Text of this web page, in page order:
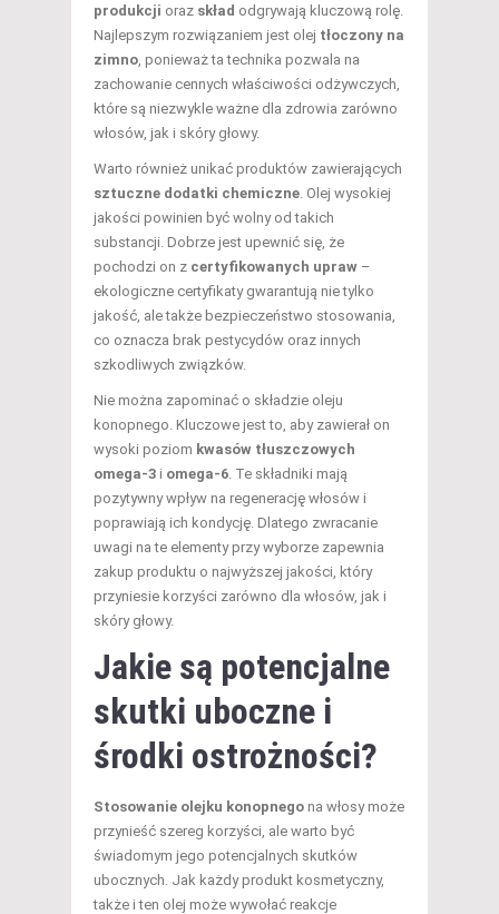
produkcji oraz skład odgrywają kluczową rolę.
Najlepszym rozwiązaniem jest olej tłoczony na
zimno , ponieważ ta technika pozwala na
zachowanie cennych właściwości odżywczych,
które są niezwykle ważne dla zdrowia zarówno
włosów, jak i skóry głowy.
Warto również unikać produktów zawierających
sztuczne dodatki chemiczne . Olej wysokiej
jakości powinien być wolny od takich
substancji. Dobrze jest upewnić się, że
pochodzi on z certyfikowanych upraw –
ekologiczne certyfikaty gwarantują nie tylko
jakość, ale także bezpieczeństwo stosowania,
co oznacza brak pestycydów oraz innych
szkodliwych związków.
Nie można zapominać o składzie oleju
konopnego. Kluczowe jest to, aby zawierał on
wysoki poziom kwasów tłuszczowych
omega-3 i omega-6 . Te składniki mają
pozytywny wpływ na regenerację włosów i
poprawiają ich kondycję. Dlatego zwracanie
uwagi na te elementy przy wyborze zapewnia
zakup produktu o najwyższej jakości, który
przyniesie korzyści zarówno dla włosów, jak i
skóry głowy.
Jakie są potencjalne
skutki uboczne i
środki ostrożności?
Stosowanie olejku konopnego na włosy może
przynieść szereg korzyści, ale warto być
świadomym jego potencjalnych skutków
ubocznych. Jak każdy produkt kosmetyczny,
także i ten olej może wywołać reakcje